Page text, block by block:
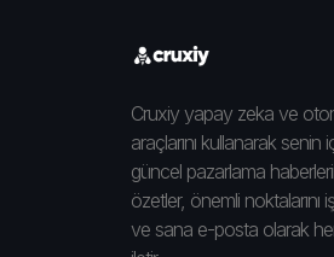
Cruxiy yapay zeka ve
araçlarını kullanarak senin
güncel pazarlama
özetler, önemli noktalarını
ve sana e-posta olarak